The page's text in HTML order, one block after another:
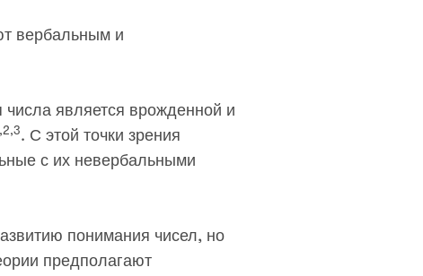
вербальным и
числа является врожденной и
. С этой точки зрения
с их невербальными
понимания чисел, но
предполагают